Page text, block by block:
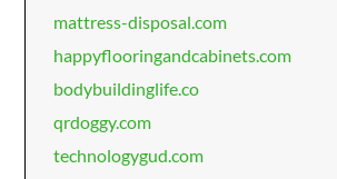
mattress-disposal.com
happyflooringandcabinets.com
bodybuildinglife.co
qrdoggy.com
technologygud.com